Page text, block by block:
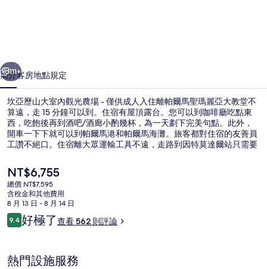
觀
光
農
場
僅
供
成
人
住
個 下一個
111+
簡介客房地點規定
坎亞歷山大室內觀光農場 - 僅供成人入住離帕爾馬聖瑪麗亞大教堂不
算遠，走 15 分鐘可以到。住宿有屋頂露台。您可以到咖啡廳吃點東
西，吃飽後再到酒吧/酒廊小酌幾杯，為一天劃下完美句點。此外，
開車一下下就可以到帕爾馬港和帕爾馬海灘。旅客都對住宿的友善員
工讚不絕口。住宿離大眾運輸工具不遠，走路到因特莫達爾站只需要
目
前
的
價
格
是
NT$6,755
總價 NT$7,595
含稅金和其他費用
8 月 13 日 - 8 月 14 日
評
論
9.49.4 分，滿分 10 分，
好極了查看 562 則評論
熱門設施服務